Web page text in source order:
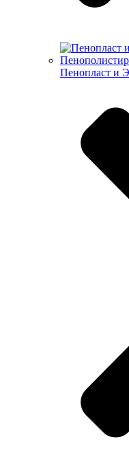
Пенопласт и